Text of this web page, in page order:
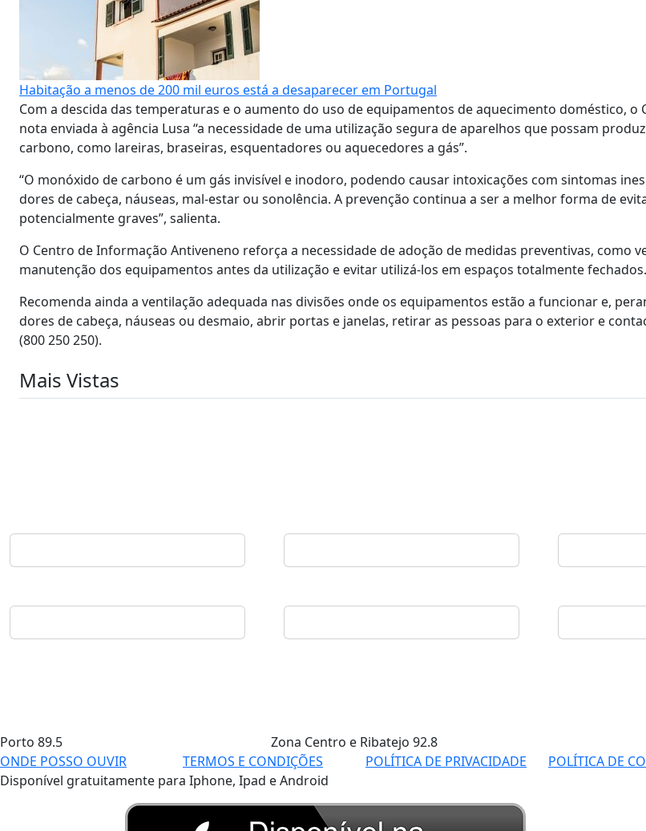
Habitação a menos de 200 mil euros está a desaparecer em Portugal
Com a descida das temperaturas e o aumento do uso de equipamentos de aquecimento doméstico, o
nota enviada à agência Lusa “a necessidade de uma utilização segura de aparelhos que possam
carbono, como lareiras, braseiras, esquentadores ou aquecedores a gás”.
“O monóxido de carbono é um gás invisível e inodoro, podendo causar intoxicações com sintomas
dores de cabeça, náuseas, mal-estar ou sonolência. A prevenção continua a ser a melhor forma de
potencialmente graves”, salienta.
O Centro de Informação Antiveneno reforça a necessidade de adoção de medidas preventivas, como
manutenção dos equipamentos antes da utilização e evitar utilizá-los em espaços totalmente fechados.
Recomenda ainda a ventilação adequada nas divisões onde os equipamentos estão a funcionar e,
dores de cabeça, náuseas ou desmaio, abrir portas e janelas, retirar as pessoas para o exterior e
(800 250 250).
Mais Vistas
Porto 89.5 Zona Centro e Ribatejo 92.8
ONDE POSSO OUVIR
TERMOS E CONDIÇÕES POLÍTICA DE PRIVACIDADE POLÍTICA DE
Disponível gratuitamente para Iphone, Ipad e Android